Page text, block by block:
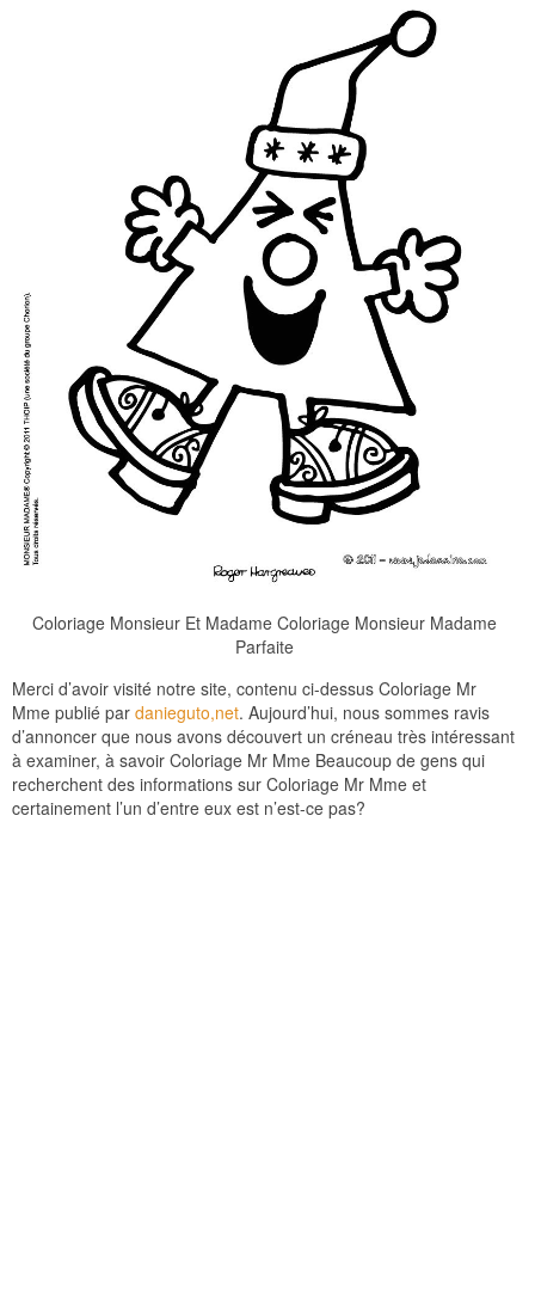
Coloriage Monsieur Et Madame Coloriage Monsieur Madame
Parfaite
Merci d’avoir visité notre site, contenu ci-dessus Coloriage Mr
Mme publié par danieguto,net. Aujourd’hui, nous sommes ravis
d’annoncer que nous avons découvert un créneau très intéressant
à examiner, à savoir Coloriage Mr Mme Beaucoup de gens qui
recherchent des informations sur Coloriage Mr Mme et
certainement l’un d’entre eux est n’est-ce pas?